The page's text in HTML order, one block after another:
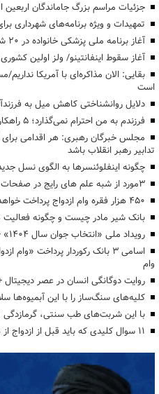
جزئیات مراسم بزرگ جاماندگان اربعین
تمهیدات و ویژه برنامه‌های شهرداری
آغاز برنامه ملی پزشکی خانواده در ۲۰ شهر فاز دوم با حضور «پزشکیان»
آغاز سقوط اینفانتینو/ ولز اولین
بقایی: الان مذاکره‌ای با آمریکا
است
دلایل روانشناختی کاهش میل به
فرزندم به من احترام نمی‌گذارد؛ ۵ راهکار عملی برای معکوس کردن این رفتار
مجلس خبرگان رهبری: هر اقدامی
تدابیر رهبر انقلاب باشد
چگونه اینفلوئنسرها به الگوی نسل
3مورد از شبه علم های رایج در صفحات سلامت +اینفوگرافی
۴۵۰ هزار فقره وام ازدواج پرداخت خواهد شد
بانک شیر مادر چیست و چگونه فعالیت
رویداد ملی «انتخاب جوان سال ۱۴۰۴» +اینفوگرافی
اسامی ۳ بانک رکوردار پرداخت
وام
روایت دوگانگی انسان در عصر دیجیتال
کلیه‌های سنگ‌ساز را با این آبمیوه‌ها
با این شربت‌های طب سنتی، گرمازدگی
۱۱ سوال کلیدی که باید قبل از ازدواج از همسر آینده‌تان بپرسید +اینفوگرافی